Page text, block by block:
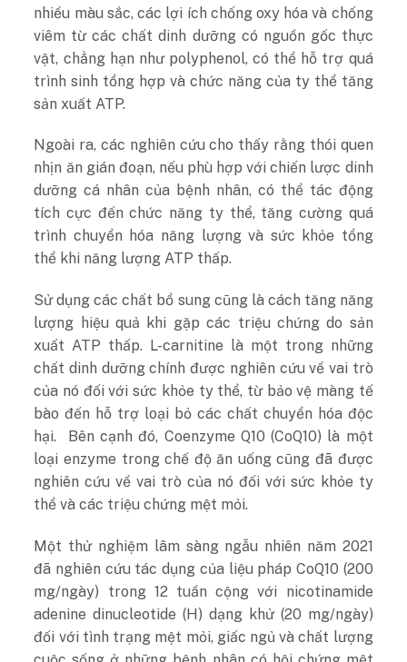
nhiều màu sắc, các lợi ích chống oxy hóa và chống
viêm từ các chất dinh dưỡng có nguồn gốc thực
vật, chẳng hạn như polyphenol, có thể hỗ trợ quá
trình sinh tổng hợp và chức năng của ty thể tăng
sản xuất ATP.
Ngoài ra, các nghiên cứu cho thấy rằng thói quen
nhịn ăn gián đoạn, nếu phù hợp với chiến lược dinh
dưỡng cá nhân của bệnh nhân, có thể tác động
tích cực đến chức năng ty thể, tăng cường quá
trình chuyển hóa năng lượng và sức khỏe tổng
thể khi năng lượng ATP thấp.
Sử dụng các chất bổ sung cũng là cách tăng năng
lượng hiệu quả khi gặp các triệu chứng do sản
xuất ATP thấp. L-carnitine là một trong những
chất dinh dưỡng chính được nghiên cứu về vai trò
của nó đối với sức khỏe ty thể, từ bảo vệ màng tế
bào đến hỗ trợ loại bỏ các chất chuyển hóa độc
hại. Bên cạnh đó, Coenzyme Q10 (CoQ10) là một
loại enzyme trong chế độ ăn uống cũng đã được
nghiên cứu về vai trò của nó đối với sức khỏe ty
thể và các triệu chứng mệt mỏi.
Một thử nghiệm lâm sàng ngẫu nhiên năm 2021
đã nghiên cứu tác dụng của liệu pháp CoQ10 (200
mg/ngày) trong 12 tuần cộng với nicotinamide
adenine dinucleotide (H) dạng khử (20 mg/ngày)
đối với tình trạng mệt mỏi, giấc ngủ và chất lượng